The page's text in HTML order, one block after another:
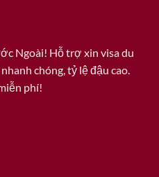
Ngoài! Hỗ trợ xin visa du
chóng, tỷ lệ đậu cao.
phí!